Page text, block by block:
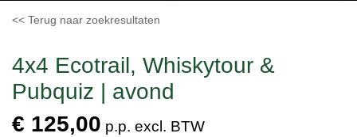
<< Terug naar zoekresultaten
4x4 Ecotrail, Whiskytour &
Pubquiz | avond
€ 125,00 p.p. excl. BTW